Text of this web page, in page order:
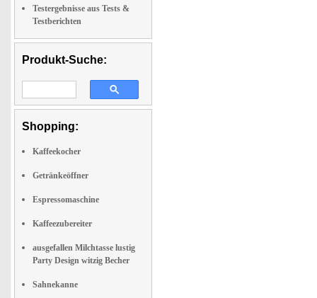
Testergebnisse aus Tests &
Testberichten
Produkt-Suche:
Shopping:
Kaffeekocher
Getränkeöffner
Espressomaschine
Kaffeezubereiter
ausgefallen Milchtasse lustig
Party Design witzig Becher
Sahnekanne